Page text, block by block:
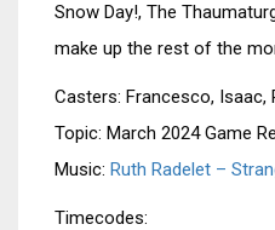
Snow Day!, The
make up the rest of the
Casters: Francesco, Isaac,
Topic: March 2024 Game
Music: Ruth Radelet –
Timecodes: